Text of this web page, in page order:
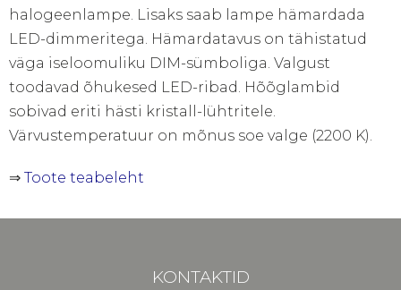
halogeenlampe. Lisaks saab lampe hämardada
LED-dimmeritega. Hämardatavus on tähistatud
väga iseloomuliku DIM-sümboliga. Valgust
toodavad õhukesed LED-ribad. Hõõglambid
sobivad eriti hästi kristall-lühtritele.
Värvustemperatuur on mõnus soe valge (2200 K).
⇒ Toote teabeleht
KONTAKTID